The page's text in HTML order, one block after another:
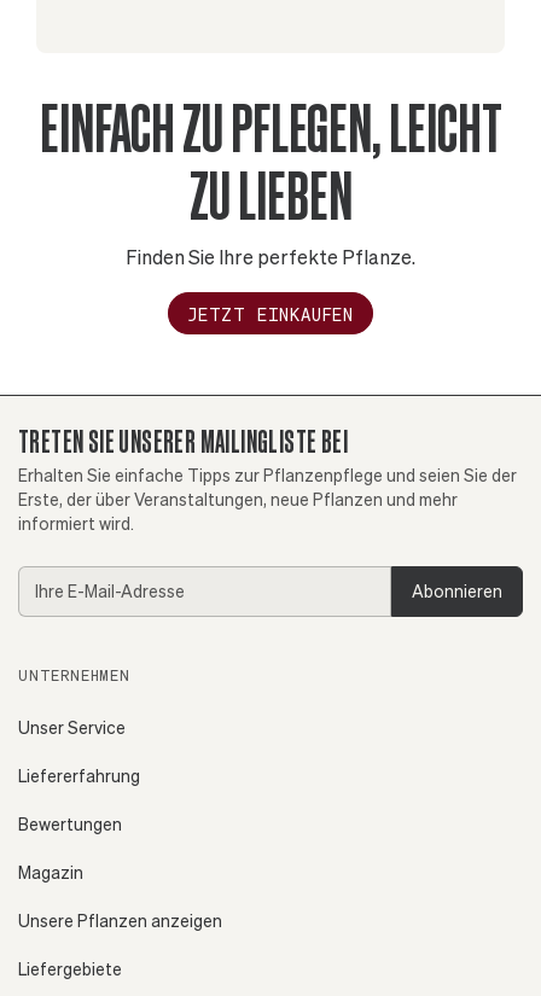
EINFACH ZU PFLEGEN, LEICHT
ZU LIEBEN
Finden Sie Ihre perfekte Pflanze.
JETZT EINKAUFEN
TRETEN SIE UNSERER MAILINGLISTE BEI
Erhalten Sie einfache Tipps zur Pflanzenpflege und seien Sie der
Erste, der über Veranstaltungen, neue Pflanzen und mehr
informiert wird.
E-
UNTERNEHMEN
Unser Service
Liefererfahrung
Bewertungen
Magazin
Unsere Pflanzen anzeigen
Liefergebiete